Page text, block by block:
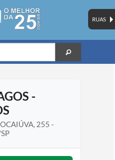
RUAS
-
255 -